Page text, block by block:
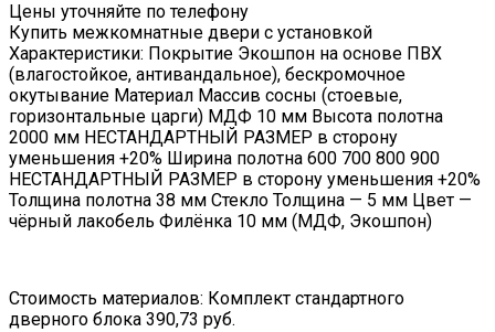
Цены уточняйте по телефону
Купить межкомнатные двери с установкой
Характеристики: Покрытие Экошпон на основе ПВХ
(влагостойкое, антивандальное), бескромочное
окутывание Материал Массив сосны (стоевые,
горизонтальные царги) МДФ 10 мм Высота полотна
2000 мм НЕСТАНДАРТНЫЙ РАЗМЕР в сторону
уменьшения +20% Ширина полотна 600 700 800 900
НЕСТАНДАРТНЫЙ РАЗМЕР в сторону уменьшения +20%
Толщина полотна 38 мм Стекло Толщина — 5 мм Цвет —
чёрный лакобель Филёнка 10 мм (МДФ, Экошпон)
Стоимость материалов: Комплект стандартного
дверного блока 390,73 руб.